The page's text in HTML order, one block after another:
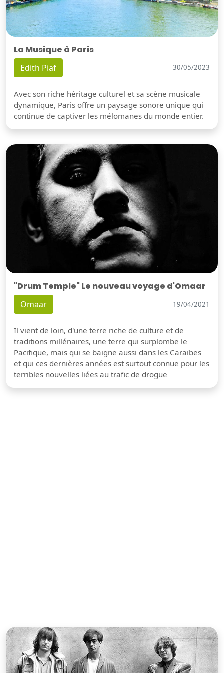
La Musique à Paris
Edith Piaf 30/05/2023
Avec son riche héritage culturel et sa scène musicale
dynamique, Paris offre un paysage sonore unique qui
continue de captiver les mélomanes du monde entier.
"Drum Temple" Le nouveau voyage d'Omaar
Omaar 19/04/2021
Il vient de loin, d'une terre riche de culture et de
traditions millénaires, une terre qui surplombe le
Pacifique, mais qui se baigne aussi dans les Caraïbes
et qui ces dernières années est surtout connue pour les
terribles nouvelles liées au trafic de drogue